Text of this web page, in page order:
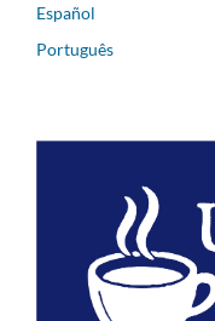
Español
Português